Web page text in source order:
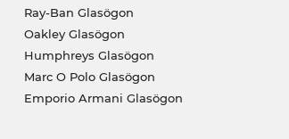
Ray-Ban Glasögon
Oakley Glasögon
Humphreys Glasögon
Marc O Polo Glasögon
Emporio Armani Glasögon